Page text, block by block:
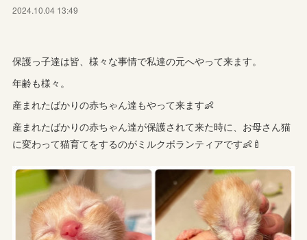
2024.10.04 13:49
保護っ子達は皆、様々な事情で私達の元へやって来ます。
年齢も様々。
産まれたばかりの赤ちゃん達もやって来ます👶
産まれたばかりの赤ちゃん達が保護されて来た時に、お母さん猫
に変わって猫育てをするのがミルクボランティアです👶🍼